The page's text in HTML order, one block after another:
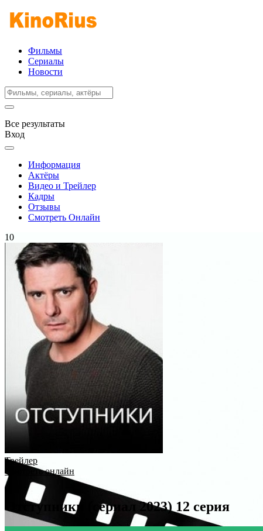
Фильмы
Сериалы
Новости
Все результаты
Вход
Информация
Актёры
Видео и Трейлер
Кадры
Отзывы
Смотреть Онлайн
10
Трейлер
Смотреть онлайн
Отступники (сериал 2023) 12 серия